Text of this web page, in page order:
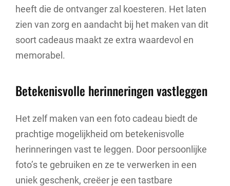
heeft die de ontvanger zal koesteren. Het laten
zien van zorg en aandacht bij het maken van dit
soort cadeaus maakt ze extra waardevol en
memorabel.
Betekenisvolle herinneringen vastleggen
Het zelf maken van een foto cadeau biedt de
prachtige mogelijkheid om betekenisvolle
herinneringen vast te leggen. Door persoonlijke
foto’s te gebruiken en ze te verwerken in een
uniek geschenk, creëer je een tastbare